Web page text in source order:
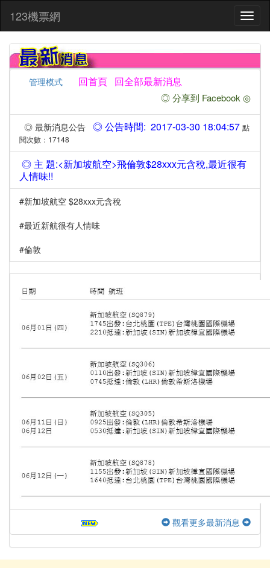
123機票網
管理模式 回首頁 回全部最新消息
◎ 分享到 Facebook ◎
◎ 最新消息公告 ◎ 公告時間: 2017-03-30 18:04:57 點
閱次數：17148
◎ 主 題:<新加坡航空>飛倫敦$28xxx元含稅,最近很有
人情味!!
#新加坡航空 $28xxx元含稅
#最近新航很有人情味
#倫敦
觀看更多最新消息